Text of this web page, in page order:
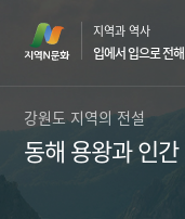
로가
지역과 역사
입에서 입으로 전
강원도 지역의 전설
동해 용왕과 인